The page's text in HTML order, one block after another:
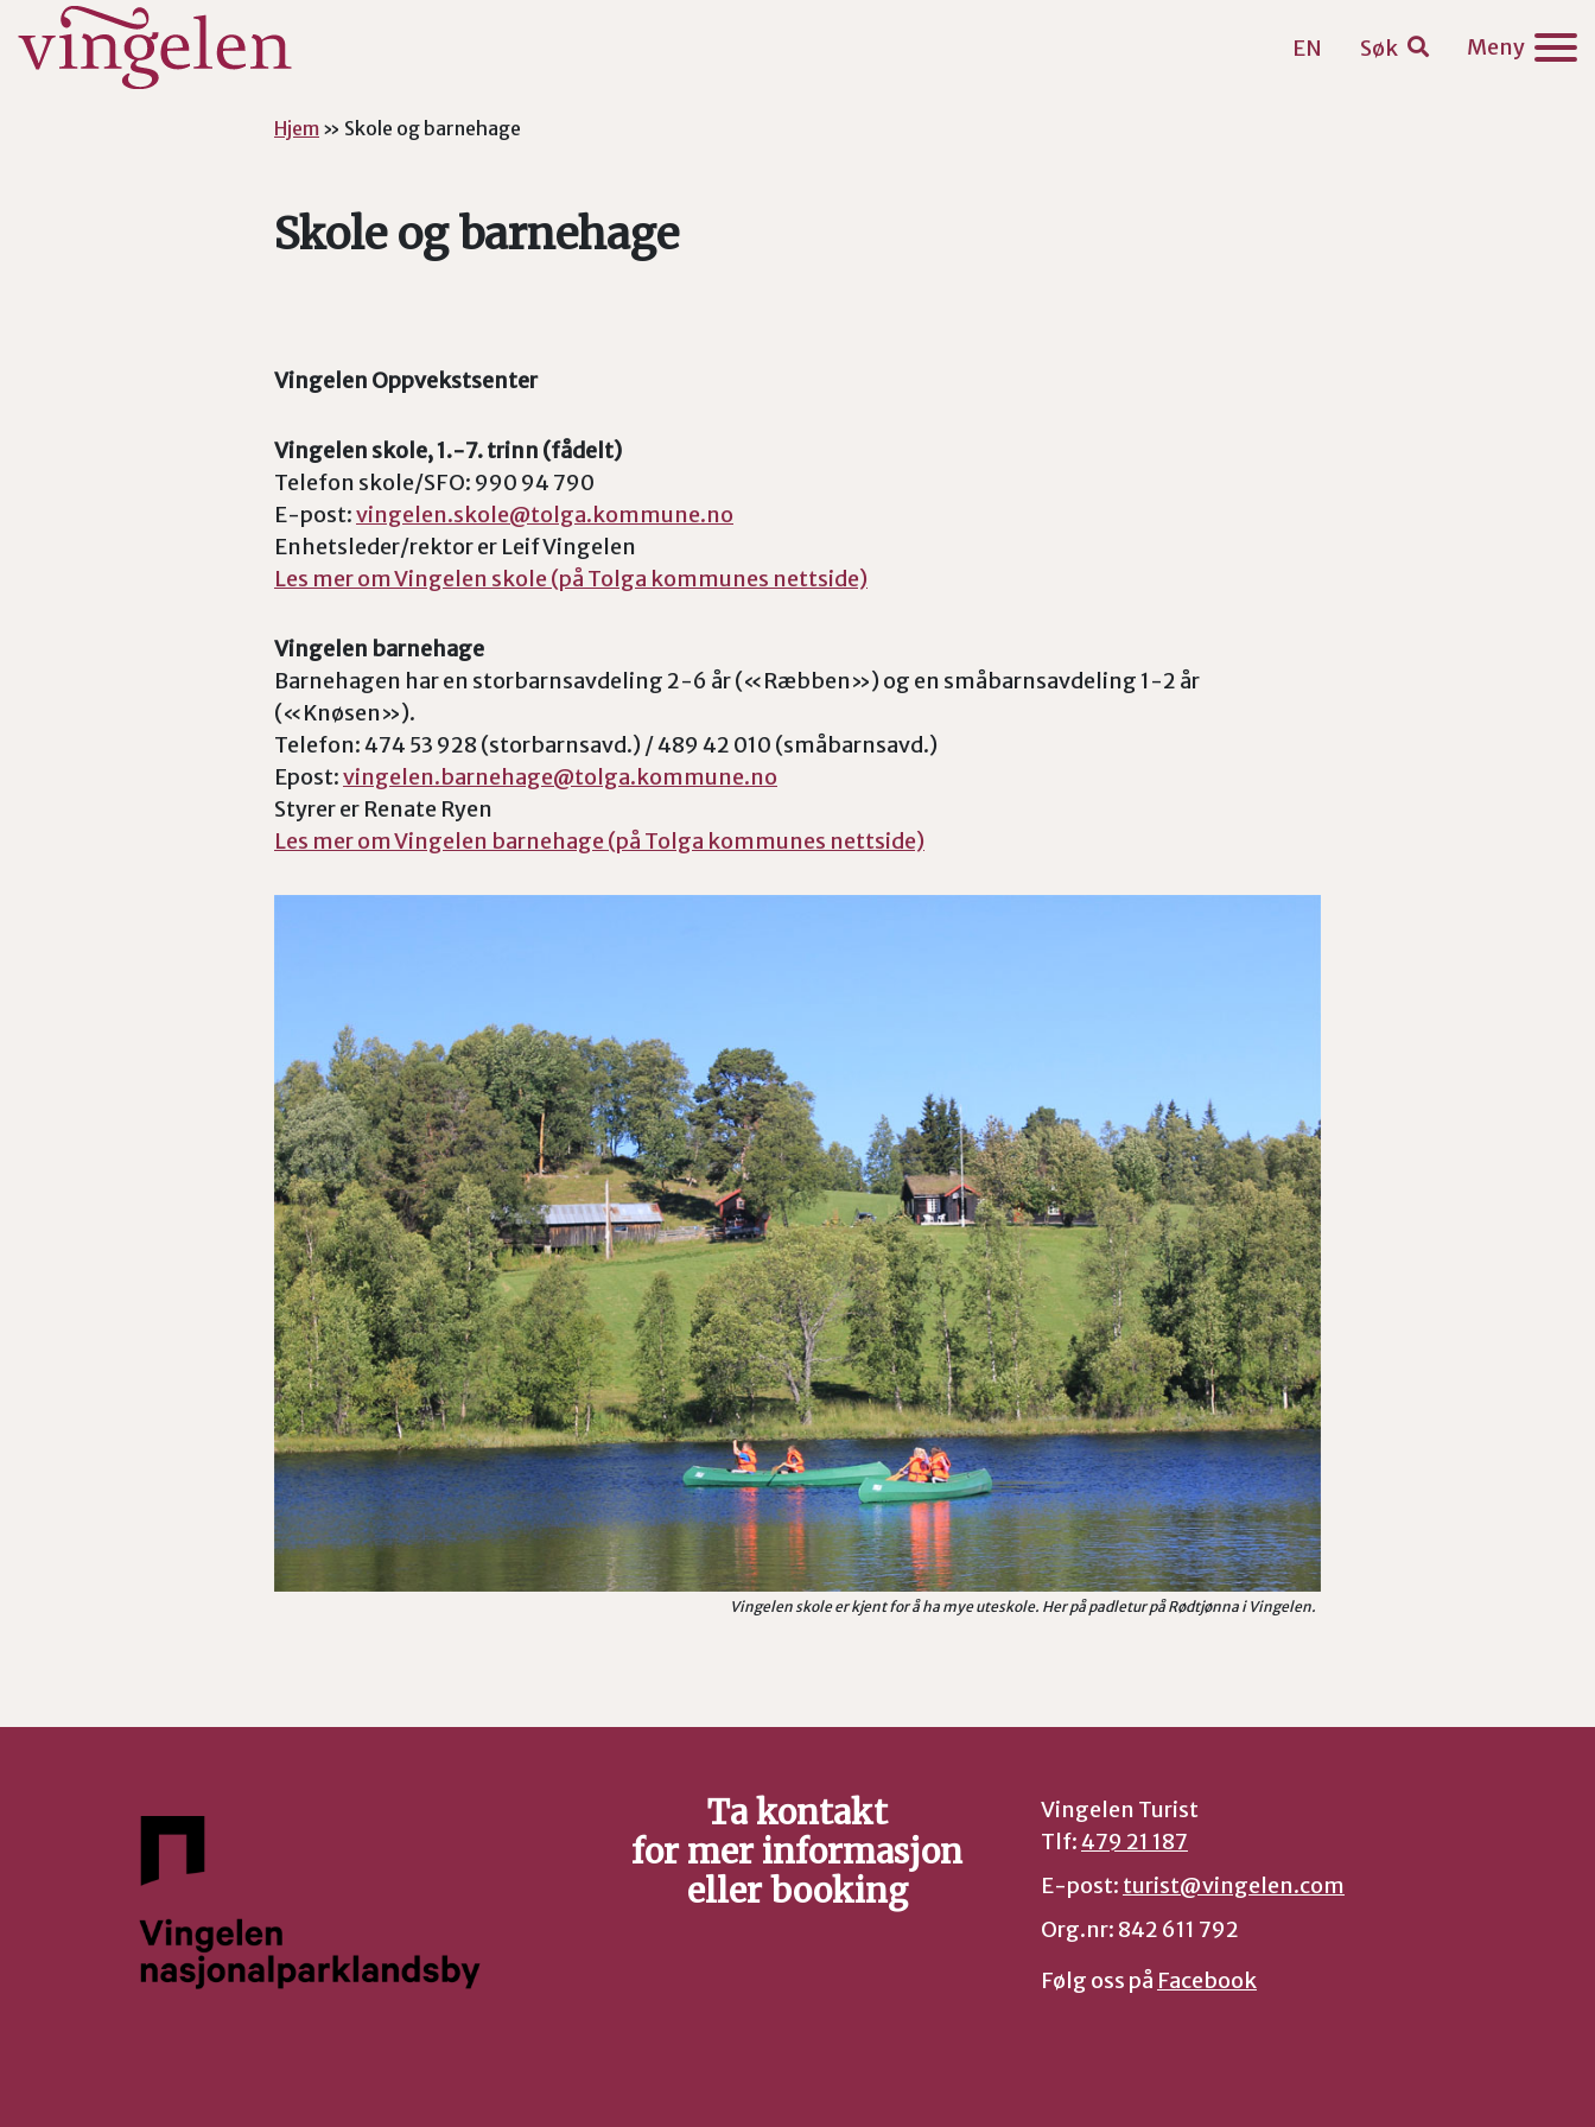
EN Søk Meny
Hjem » Skole og barnehage
Skole og barnehage
Vingelen Oppvekstsenter
Vingelen skole, 1.-7. trinn (fådelt)
Telefon skole/SFO: 990 94 790
E-post:vingelen.skole@tolga.kommune.no
Enhetsleder/rektor er Leif Vingelen
Les mer om Vingelen skole (på Tolga kommunes nettside)
Vingelen barnehage
Barnehagen har en storbarnsavdeling 2-6 år («Ræbben») og en småbarnsavdeling 1-2 år
(«Knøsen»).
Telefon: 474 53 928 (storbarnsavd.) / 489 42 010 (småbarnsavd.)
Epost:vingelen.barnehage@tolga.kommune.no
Styrer er Renate Ryen
Les mer om Vingelen barnehage (på Tolga kommunes nettside)
Vingelen skole er kjent for å ha mye uteskole. Her på padletur på Rødtjønna i Vingelen.
Ta kontakt
for mer informasjon
eller booking
Vingelen Turist
Tlf:479 21 187
E-post: turist@vingelen.com
Org.nr: 842 611 792
Følg oss på Facebook